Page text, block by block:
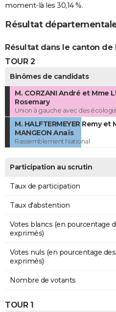
moment-là les 30,14 %.
Résultat
Résultat dans le canton de
TOUR 2
Binômes de candidats
M. CORZANI André et Mme
Rosemary
Union à gauche avec des
M. HALFTERMEYER Remy et
MANGEON Anaïs
Rassemblement National
Participation au scrutin
Taux de participation
Taux d'abstention
Votes blancs (en pourcentage
exprimés)
Votes nuls (en pourcentage
exprimés)
Nombre de votants
TOUR 1